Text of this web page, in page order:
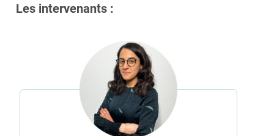
Les intervenants :